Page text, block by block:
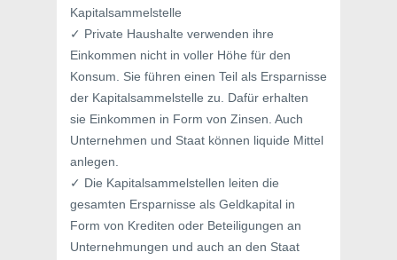
Kapitalsammelstelle
✓ Private Haushalte verwenden ihre
Einkommen nicht in voller Höhe für den
Konsum. Sie führen einen Teil als Ersparnisse
der Kapitalsammelstelle zu. Dafür erhalten
sie Einkommen in Form von Zinsen. Auch
Unternehmen und Staat können liquide Mittel
anlegen.
✓ Die Kapitalsammelstellen leiten die
gesamten Ersparnisse als Geldkapital in
Form von Krediten oder Beteiligungen an
Unternehmungen und auch an den Staat